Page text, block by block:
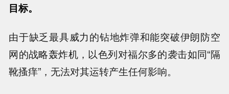
目标。
由于缺乏最具威力的钻地炸弹和能突破伊朗防空
网的战略轰炸机，以色列对福尔多的袭击如同“隔
靴搔痒”，无法对其运转产生任何影响。